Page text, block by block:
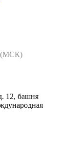
(МСК)
12, башня